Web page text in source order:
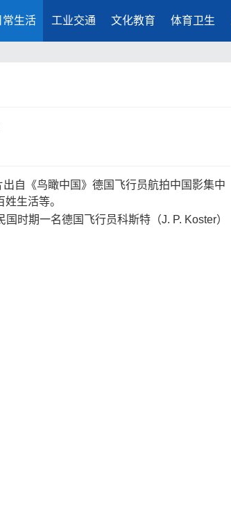
常生活 工业交通 文化教育 体育卫生
自《鸟瞰中国》德国飞行员航拍中国影集中
生活等。
时期一名德国飞行员科斯特（J. P. Koster）